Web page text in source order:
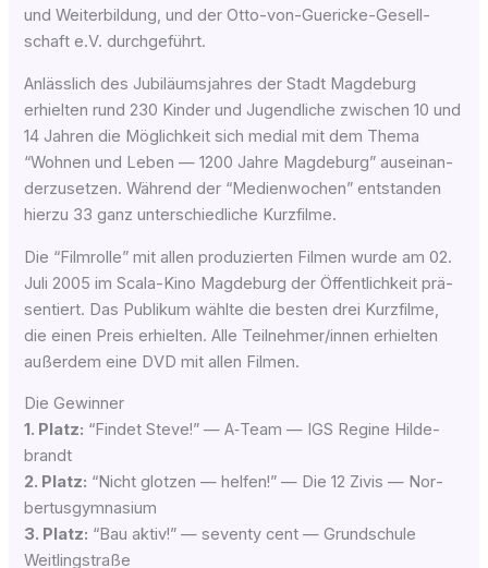
und Wei­ter­bil­dung, und der Otto-von-Gue­ri­cke-Gesell­
schaft e.V. durchgeführt.
Anläss­lich des Jubi­lä­ums­jah­res der Stadt Mag­de­burg
erhiel­ten rund 230 Kin­der und Jugend­li­che zwi­schen 10 und
14 Jah­ren die Mög­lich­keit sich medi­al mit dem The­ma
“Woh­nen und Leben — 1200 Jah­re Mag­de­burg” aus­ein­an­
der­zu­set­zen. Wäh­rend der “Medienwochen” ent­stan­den
hier­zu 33 ganz unter­schied­li­che Kurzfilme.
Die “Film­rol­le” mit allen pro­du­zier­ten Fil­men wur­de am 02.
Juli 2005 im Sca­la-Kino Mag­de­burg der Öffent­lich­keit prä­
sen­tiert. Das Publi­kum wähl­te die bes­ten drei Kurz­fil­me,
die einen Preis erhiel­ten. Alle Teilnehmer/innen erhiel­ten
außer­dem eine DVD mit allen Filmen.
Die Gewinner
1. Platz: “Fin­det Ste­ve!” — A‑Team — IGS Regi­ne Hil­de­
brandt
2. Platz: “Nicht glot­zen — hel­fen!” — Die 12 Zivis — Nor­
ber­tus­gym­na­si­um
3. Platz: “Bau aktiv!” — seven­ty cent — Grund­schu­le
Weitlingstraße